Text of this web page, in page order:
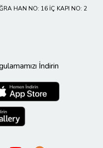
HAN NO: 16 İÇ KAPI NO: 2
İndirin